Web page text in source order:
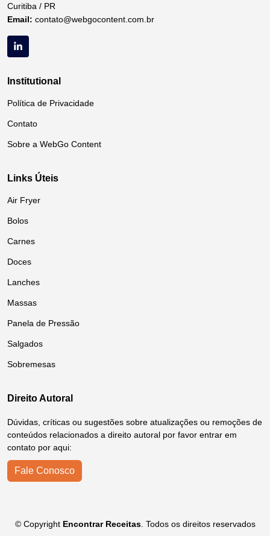
Curitiba / PR
Email: contato@webgocontent.com.br
Institutional
Política de Privacidade
Contato
Sobre a WebGo Content
Links Úteis
Air Fryer
Bolos
Carnes
Doces
Lanches
Massas
Panela de Pressão
Salgados
Sobremesas
Direito Autoral
Dúvidas, críticas ou sugestões sobre atualizações ou remoções de
conteúdos relacionados a direito autoral por favor entrar em
contato por aqui:
Fale Conosco
© Copyright Encontrar Receitas. Todos os direitos reservados